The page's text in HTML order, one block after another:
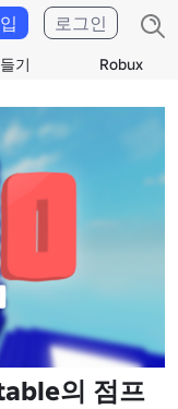
기 Robux
로그인
의 점프